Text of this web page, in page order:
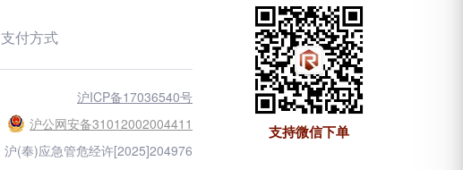
支付方式
沪ICP备17036540号
沪公网安备31012002004411
沪(奉)应急管危经许[2025]204976
支持微信下单